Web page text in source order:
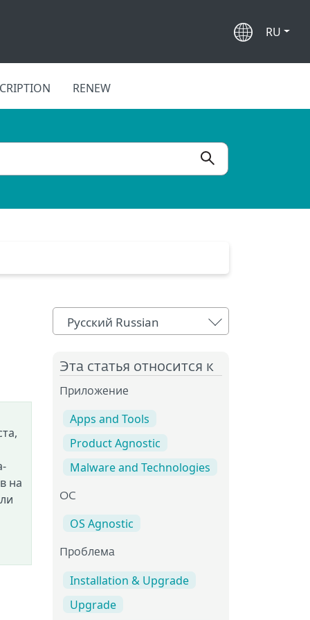
RU
RENEW
на
Русский Russian
Эта статья относится к
Приложение
Apps and Tools
Product Agnostic
Malware and Technologies
OC
OS Agnostic
Проблема
Installation & Upgrade
Upgrade